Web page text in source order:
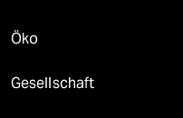
Öko
Gesellschaft